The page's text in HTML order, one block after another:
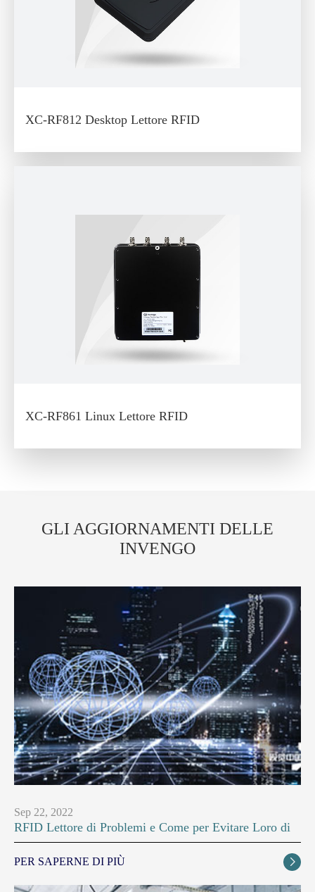
XC-RF812 Desktop Lettore RFID
XC-RF861 Linux Lettore RFID
GLI AGGIORNAMENTI DELLE
INVENGO
Sep 22, 2022
RFID Lettore di Problemi e Come per Evitare Loro di
PER SAPERNE DI PIÙ 